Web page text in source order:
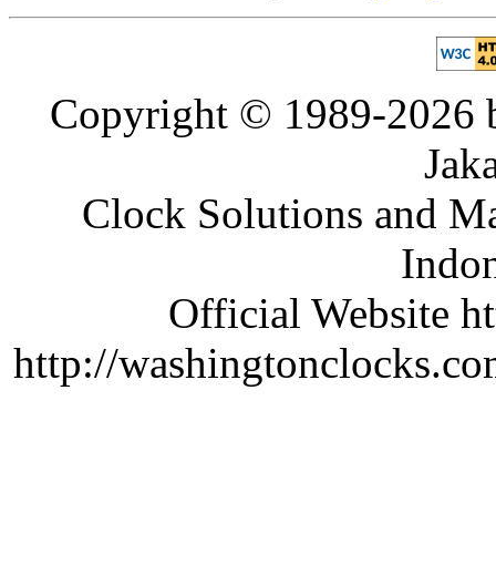
Copyright © 1989-2026
Clock Solutions and
Official Website
http://